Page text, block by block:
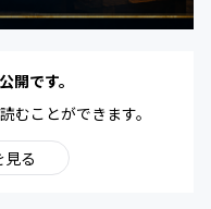
開です。
むことができます。
見る